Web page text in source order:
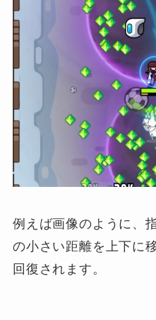
例えば画像のように、
の小さい距離を上下に
回復されます。